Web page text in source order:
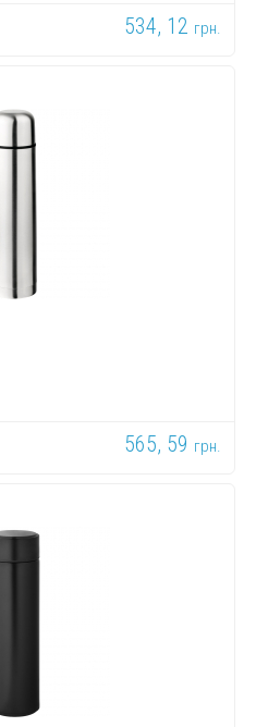
534, 12 грн.
565, 59 грн.